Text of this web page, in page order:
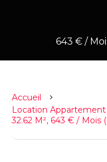
643 € /
Accueil
Location Appartement
32.62 M², 643 € / Mois